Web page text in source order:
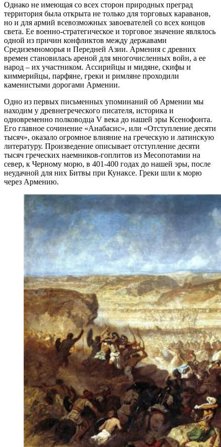
Однако не имеющая со всех сторон природных преград
территория была открыта не только для торговых караванов,
но и для армий всевозможных завоевателей со всех концов
света. Ее военно-стратегическое и торговое значение являлось
одной из причин конфликтов между державами
Средиземноморья и Передней Азии. Армения с древних
времен становилась ареной для многочисленных войн, а ее
народ – их участником. Ассирийцы и мидяне, скифы и
киммерийцы, парфяне, греки и римляне проходили
каменистыми дорогами Армении.
Одно из первых письменных упоминаний об Армении мы
находим у древнегреческого писателя, историка и
одновременно полководца V века до нашей эры Ксенофонта.
Его главное сочинение «Анабасис», или «Отступление десяти
тысяч», оказало огромное влияние на греческую и латинскую
литературу. Произведение описывает отступление десяти
тысяч греческих наемников-гоплитов из Месопотамии на
север, к Черному морю, в 401-400 годах до нашей эры, после
неудачной для них Битвы при Кунаксе. Греки шли к морю
через Армению.